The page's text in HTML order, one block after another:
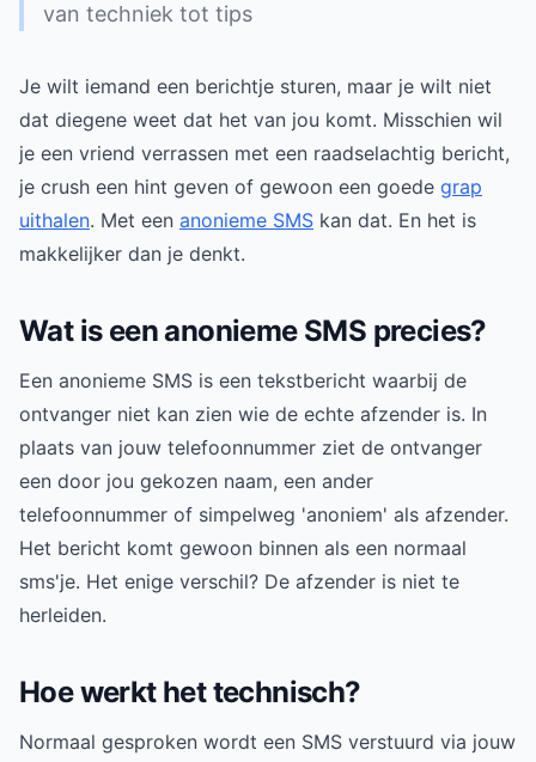
van techniek tot tips
Je wilt iemand een berichtje sturen, maar je wilt niet
dat diegene weet dat het van jou komt. Misschien wil
je een vriend verrassen met een raadselachtig bericht,
je crush een hint geven of gewoon een goede grap
uithalen. Met een anonieme SMS kan dat. En het is
makkelijker dan je denkt.
Wat is een anonieme SMS precies?
Een anonieme SMS is een tekstbericht waarbij de
ontvanger niet kan zien wie de echte afzender is. In
plaats van jouw telefoonnummer ziet de ontvanger
een door jou gekozen naam, een ander
telefoonnummer of simpelweg 'anoniem' als afzender.
Het bericht komt gewoon binnen als een normaal
sms'je. Het enige verschil? De afzender is niet te
herleiden.
Hoe werkt het technisch?
Normaal gesproken wordt een SMS verstuurd via jouw